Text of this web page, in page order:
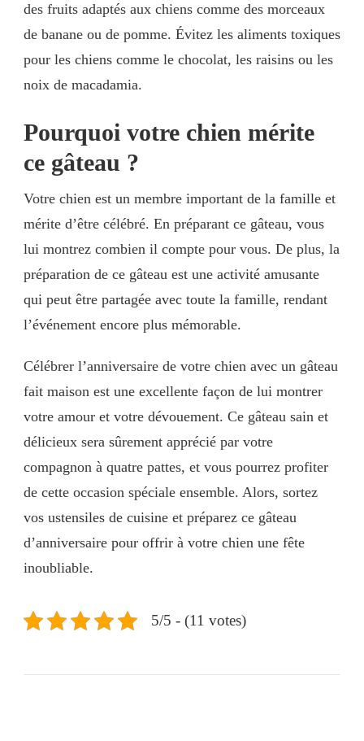
des fruits adaptés aux chiens comme des morceaux
de banane ou de pomme. Évitez les aliments toxiques
pour les chiens comme le chocolat, les raisins ou les
noix de macadamia.
Pourquoi votre chien mérite
ce gâteau ?
Votre chien est un membre important de la famille et
mérite d’être célébré. En préparant ce gâteau, vous
lui montrez combien il compte pour vous. De plus, la
préparation de ce gâteau est une activité amusante
qui peut être partagée avec toute la famille, rendant
l’événement encore plus mémorable.
Célébrer l’anniversaire de votre chien avec un gâteau
fait maison est une excellente façon de lui montrer
votre amour et votre dévouement. Ce gâteau sain et
délicieux sera sûrement apprécié par votre
compagnon à quatre pattes, et vous pourrez profiter
de cette occasion spéciale ensemble. Alors, sortez
vos ustensiles de cuisine et préparez ce gâteau
d’anniversaire pour offrir à votre chien une fête
inoubliable.
5/5 - (11 votes)